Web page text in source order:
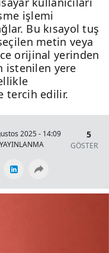
işlemi
Bu kısayol tuş
metin veya
orijinal yerinden
istenilen yere
tercih edilir.
2025 - 14:09
YAYINLANMA
5
GÖSTERİM